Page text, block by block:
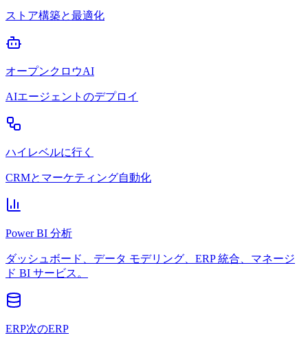
ストア構築と最適化
オープンクロウAI
AIエージェントのデプロイ
ハイレベルに行く
CRMとマーケティング自動化
Power BI 分析
ダッシュボード、データ モデリング、ERP 統合、マネージ
ド BI サービス。
ERP次のERP